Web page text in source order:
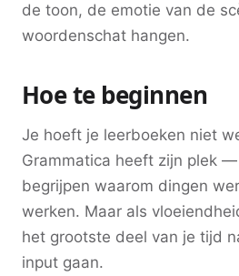
de toon, de emotie van de
woordenschat hangen.
Hoe te beginnen
Je hoeft je leerboeken niet
Grammatica heeft zijn plek
begrijpen waarom dingen
werken. Maar als
het grootste deel van je tijd
input gaan.